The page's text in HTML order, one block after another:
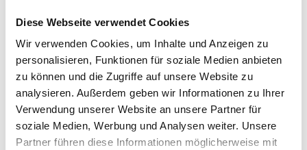
Diese Webseite verwendet Cookies
Wir verwenden Cookies, um Inhalte und Anzeigen zu
personalisieren, Funktionen für soziale Medien anbieten
zu können und die Zugriffe auf unsere Website zu
analysieren. Außerdem geben wir Informationen zu Ihrer
Verwendung unserer Website an unsere Partner für
soziale Medien, Werbung und Analysen weiter. Unsere
Partner führen diese Informationen möglicherweise mit
Tauschrausch Bei Rad&Sport
Schaden Melden
Unser Fahrrad ABC / FAQ
SERVICE
Kontakt & Öffnungszeiten